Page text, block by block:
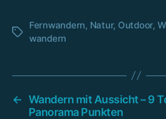
Schlagwörter
Fernwandern, Natur, Outdoor,
wandern
← Wandern mit Aussicht – 9
Panorama Punkten